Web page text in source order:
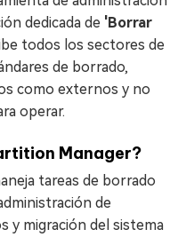
dedicada de 'Borrar
todos los sectores de
de borrado,
como externos y no
operar.
Manager?
tareas de borrado
de
y migración del sistema